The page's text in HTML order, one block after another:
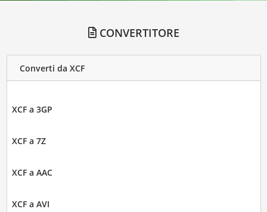
CONVERTITORE
Converti da XCF
XCF a 3GP
XCF a 7Z
XCF a AAC
XCF a AVI